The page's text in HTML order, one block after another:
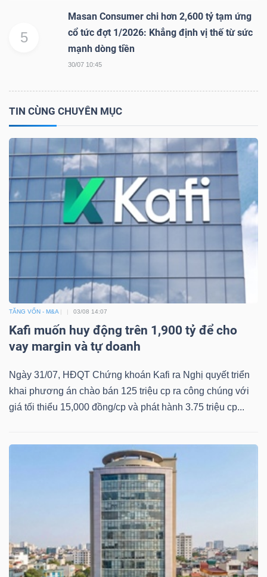
5
Masan Consumer chi hơn 2,600 tỷ tạm ứng
cổ tức đợt 1/2026: Khẳng định vị thế từ sức
mạnh dòng tiền
30/07 10:45
TIN CÙNG CHUYÊN MỤC
TĂNG VỐN - M&A 03/08 14:07
Kafi muốn huy động trên 1,900 tỷ để cho
vay margin và tự doanh
Ngày 31/07, HĐQT Chứng khoán Kafi ra Nghị quyết triển
khai phương án chào bán 125 triệu cp ra công chúng với
giá tối thiểu 15,000 đồng/cp và phát hành 3.75 triệu cp...
chính
Công
cụ
Truyền
thông
liệu
tài
chính